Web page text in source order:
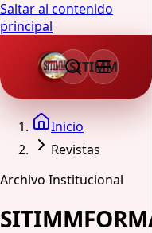
Saltar al contenido
principal
SITIMM
Inicio
Revistas
Archivo Institucional